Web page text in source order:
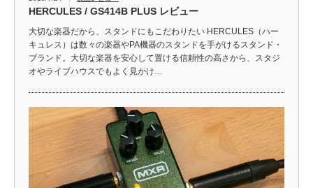
HERCULES / GS414B PLUS レビュー
大切な楽器だから、スタンドにもこだわりたい HERCULES（ハー
キュレス）は数々の楽器やPA機器のスタンドを手がけるスタンド・
ブランド。大切な楽器を安心して置ける信頼性の高さから、スタジ
オやライブハウスでもよく見かけ…